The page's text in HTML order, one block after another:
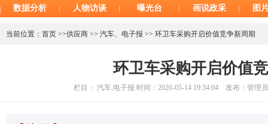
数据分析
人物访谈 曝光台 画说政采 图
当前位置： 首页 >>供应商 >> 汽车、 电子报 >> 环卫车采购开启价值竞争新周期
环卫车采购开启价值
栏目： 汽车,电子报 时间：2026-05-14 19:34:04 发布：管理